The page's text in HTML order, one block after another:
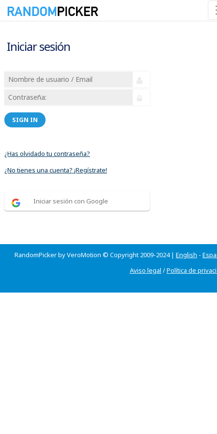
Iniciar sesión
SIGN IN
¿Has olvidado tu contraseña?
¿No tienes una cuenta? ¡Regístrate!
Iniciar sesión con Google
RandomPicker by VeroMotion © Copyright 2009-2024 | English -
Aviso legal /Política de